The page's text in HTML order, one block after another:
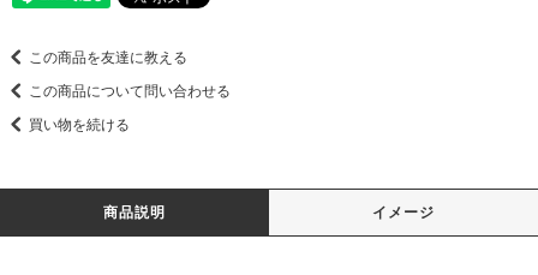
この商品を友達に教える
この商品について問い合わせる
買い物を続ける
商品説明 イメージ